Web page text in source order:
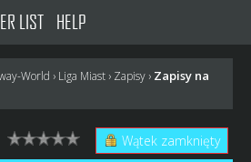
LIST HELP
World › Liga Miast› Zapisy › Zapisy na
Wątek zamknięty